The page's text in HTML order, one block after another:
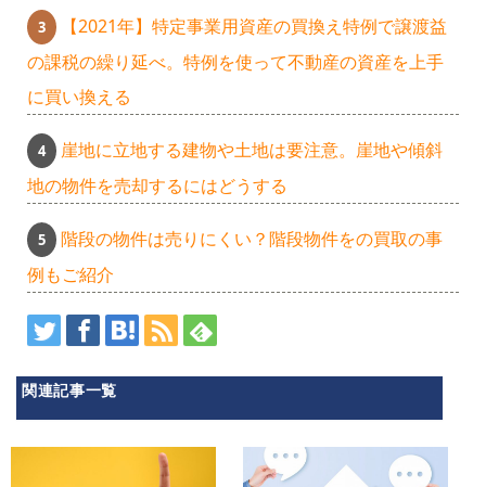
【2021年】特定事業用資産の買換え特例で譲渡益
の課税の繰り延べ。特例を使って不動産の資産を上手
に買い換える
崖地に立地する建物や土地は要注意。崖地や傾斜
地の物件を売却するにはどうする
階段の物件は売りにくい？階段物件をの買取の事
例もご紹介
関連記事一覧